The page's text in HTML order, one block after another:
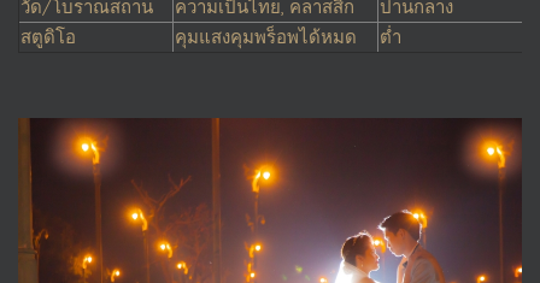
วัด/โบราณสถาน
ความเป็นไทย, คลาสสิก
ปานกลาง
สตูดิโอ
คุมแสงคุมพร็อพได้หมด ต่ำ